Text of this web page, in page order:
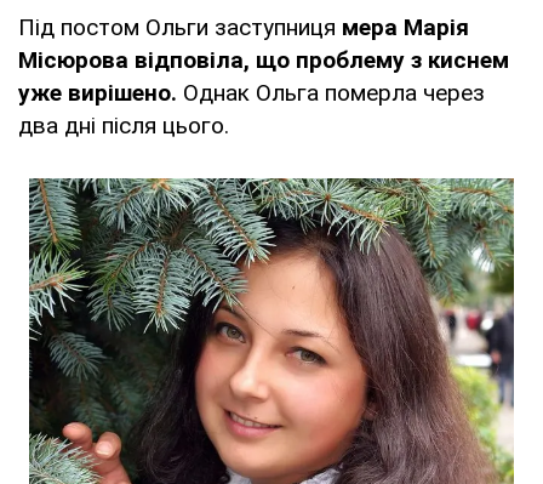
Під постом Ольги заступниця мера Марія
Місюрова відповіла, що проблему з киснем
уже вирішено. Однак Ольга померла через
два дні після цього.